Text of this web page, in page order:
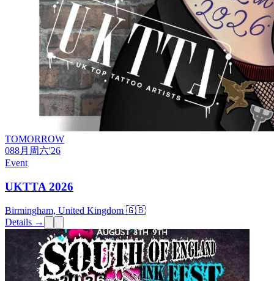
TOMORROW
088月 周六'26
Event
UKTTA 2026
Birmingham, United Kingdom 🇬🇧
Details →